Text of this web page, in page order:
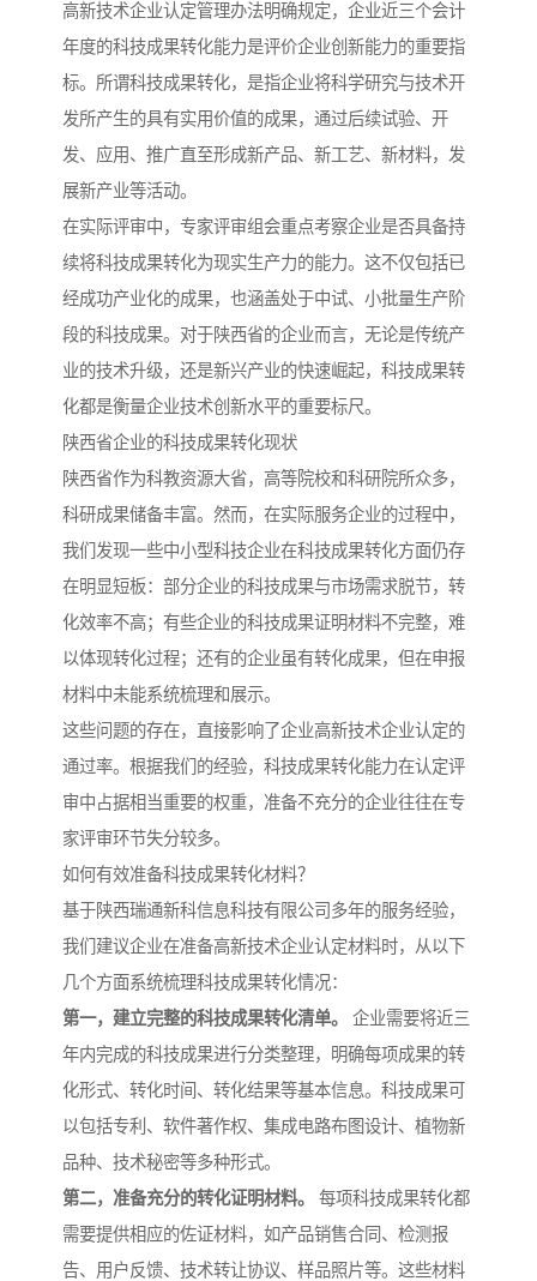
高新技术企业认定管理办法明确规定，企业近三个会计
年度的科技成果转化能力是评价企业创新能力的重要指
标。所谓科技成果转化，是指企业将科学研究与技术开
发所产生的具有实用价值的成果，通过后续试验、开
发、应用、推广直至形成新产品、新工艺、新材料，发
展新产业等活动。
在实际评审中，专家评审组会重点考察企业是否具备持
续将科技成果转化为现实生产力的能力。这不仅包括已
经成功产业化的成果，也涵盖处于中试、小批量生产阶
段的科技成果。对于陕西省的企业而言，无论是传统产
业的技术升级，还是新兴产业的快速崛起，科技成果转
化都是衡量企业技术创新水平的重要标尺。
陕西省企业的科技成果转化现状
陕西省作为科教资源大省，高等院校和科研院所众多，
科研成果储备丰富。然而，在实际服务企业的过程中，
我们发现一些中小型科技企业在科技成果转化方面仍存
在明显短板：部分企业的科技成果与市场需求脱节，转
化效率不高；有些企业的科技成果证明材料不完整，难
以体现转化过程；还有的企业虽有转化成果，但在申报
材料中未能系统梳理和展示。
这些问题的存在，直接影响了企业高新技术企业认定的
通过率。根据我们的经验，科技成果转化能力在认定评
审中占据相当重要的权重，准备不充分的企业往往在专
家评审环节失分较多。
如何有效准备科技成果转化材料？
基于陕西瑞通新科信息科技有限公司多年的服务经验，
我们建议企业在准备高新技术企业认定材料时，从以下
几个方面系统梳理科技成果转化情况：
第一，建立完整的科技成果转化清单。
企业需要将近三
年内完成的科技成果进行分类整理，明确每项成果的转
化形式、转化时间、转化结果等基本信息。科技成果可
以包括专利、软件著作权、集成电路布图设计、植物新
品种、技术秘密等多种形式。
第二，准备充分的转化证明材料。
每项科技成果转化都
需要提供相应的佐证材料，如产品销售合同、检测报
告、用户反馈、技术转让协议、样品照片等。这些材料